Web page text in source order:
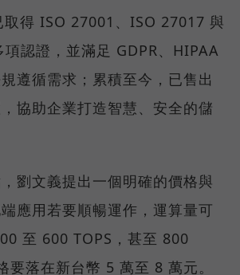
取得 ISO 27001、ISO 27017 與
認證，並滿足 GDPR、HIPAA
遵循需求；累積至今，已售出
協助企業打造智慧、安全的儲
劉文義提出一個明確的價格與
應用若要順暢運作，運算量可
至 600 TOPS，甚至 800
要落在新台幣 5 萬至 8 萬元。